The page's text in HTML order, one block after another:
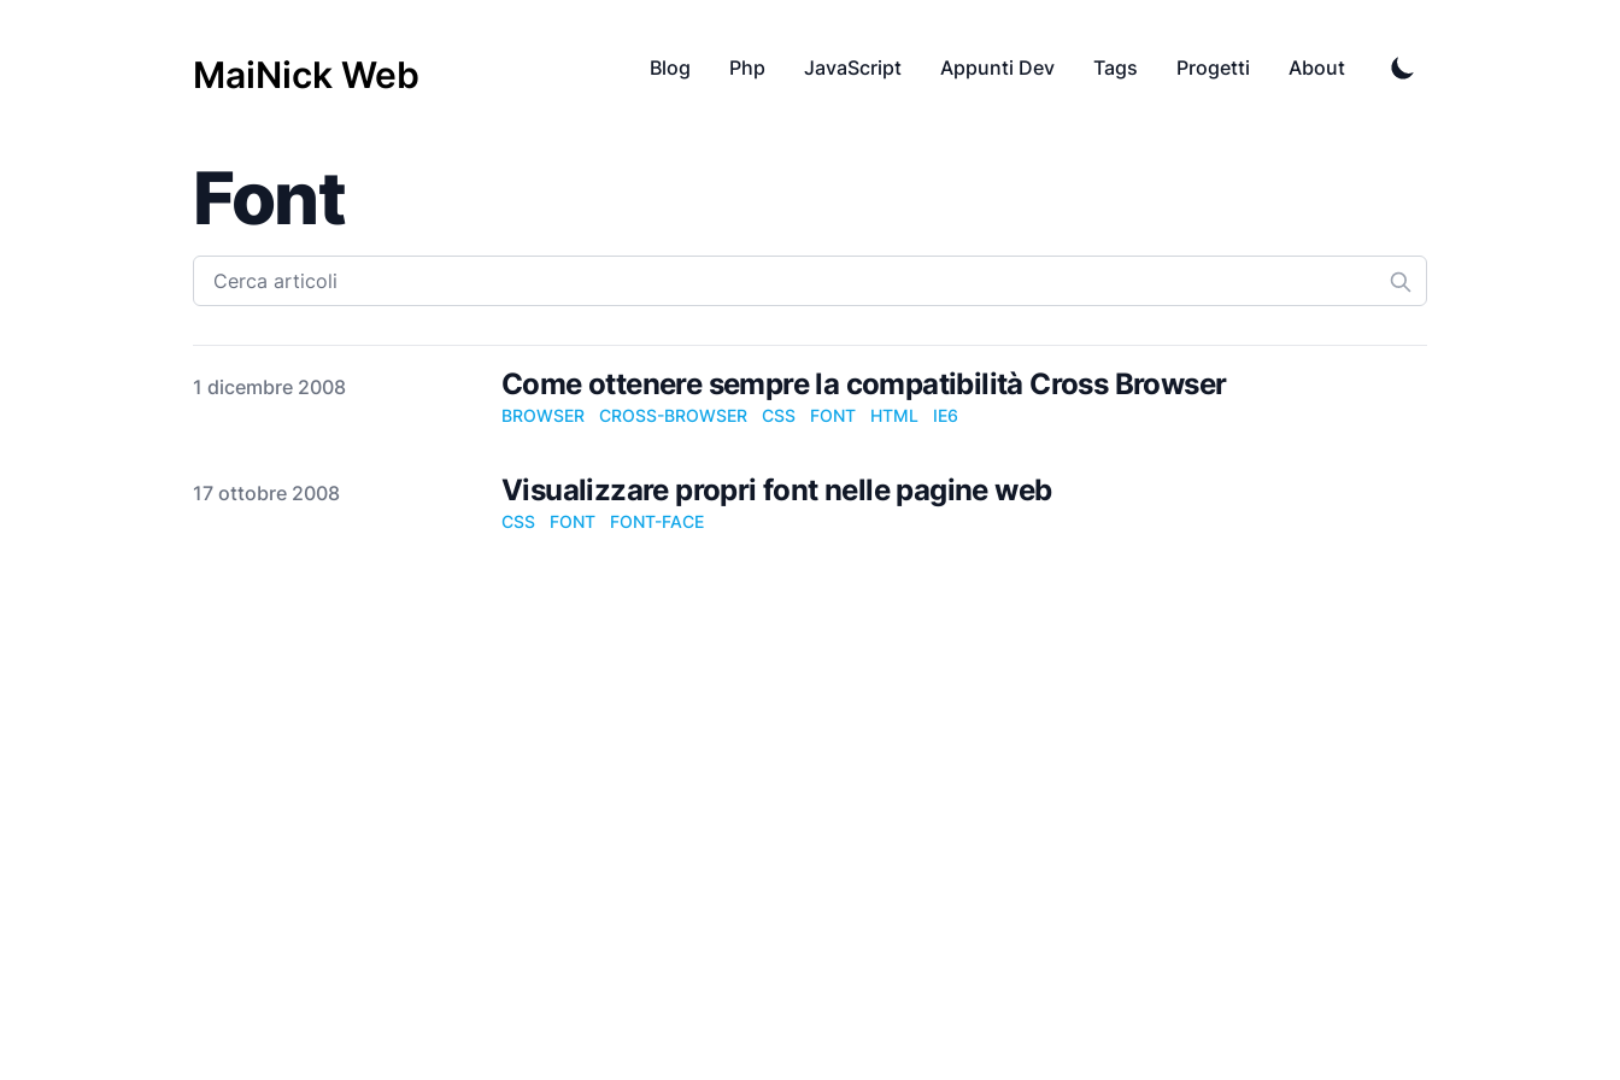
MaiNick Web Blog Php JavaScript Appunti Dev Tags Progetti About
Font
Pubblicato il
1 dicembre 2008 Come ottenere sempre la compatibilità Cross Browser
BROWSER CROSS-BROWSER CSS FONT HTML IE6
Pubblicato il
17 ottobre 2008 Visualizzare propri font nelle pagine web
CSS FONT FONT-FACE